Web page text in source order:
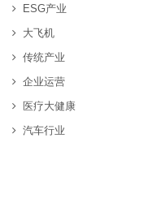
ESG产业
大飞机
传统产业
企业运营
医疗大健康
汽车行业